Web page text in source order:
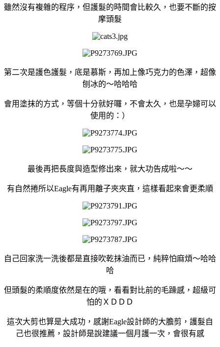
雖然沒有複雜的程序，但護髮的時間會比較久，也要不斷的按
摩頭髮
第二次是護色護髮，底是慕斯，再加上像巧克力的色澤，超像
刨冰的～哈哈哈
會用塗抹的方式，等個十分就好囉，不會太久，也是孕婦可以
使用的：）
最後再把長度與造型修出來，就大功告成啦～～
有自然捲所以Eagle有再用離子夾夾直，這樣看起來會更柔順
自己回家洗一洗後都是直接吹乾抹油而已，純粹怕麻煩～哈哈
哈
但頭髮的柔順度依然是在的哦，看看對比前的毛躁感，超級可
怕的ＸＤＤＤ
這次大剪也算是大成功，感謝Eagle設計師的大膽剪，護髮自
己也很推薦，設計師是說建議一個月護一次，會很有感